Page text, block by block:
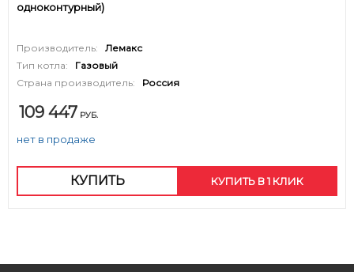
одноконтурный)
Производитель:
Лемакс
Тип котла:
Газовый
Страна производитель:
Россия
109 447 РУБ.
нет в продаже
КУПИТЬ КУПИТЬ В 1 КЛИК